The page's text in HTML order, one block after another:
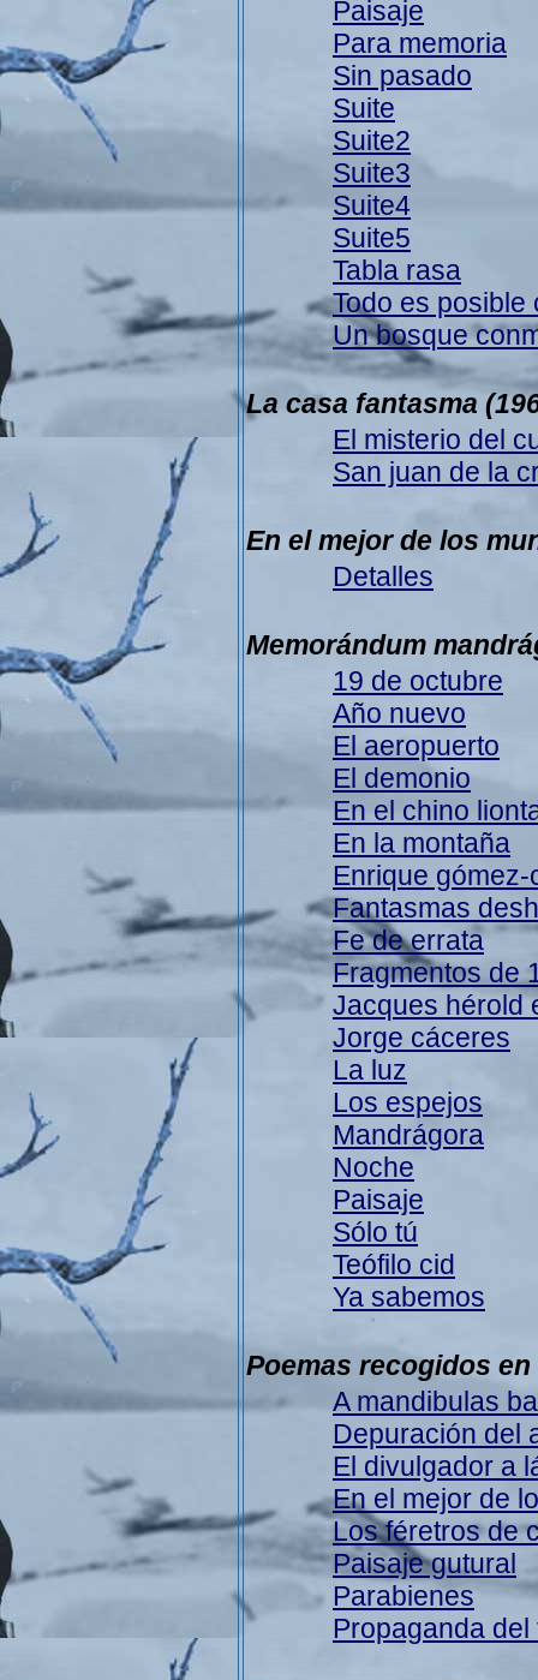
Paisaje
Para memoria
Sin pasado
Suite
Suite2
Suite3
Suite4
Suite5
Tabla rasa
Todo es posible
Un bosque
La casa fantasma
El misterio del
San juan de la
En el mejor de los
Detalles
Memorándum
19 de octubre
Año nuevo
El aeropuerto
El demonio
En el chino
En la montaña
Enrique
Fantasmas
Fe de errata
Fragmentos de
Jacques hérold
Jorge cáceres
La luz
Los espejos
Mandrágora
Noche
Paisaje
Sólo tú
Teófilo cid
Ya sabemos
Poemas recogidos
A mandibulas
Depuración del
El divulgador a
En el mejor de
Los féretros de
Paisaje gutural
Parabienes
Propaganda del